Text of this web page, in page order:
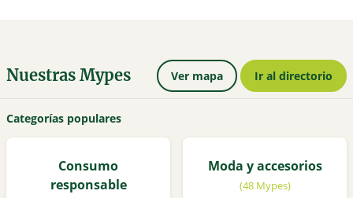
Nuestras Mypes Ver mapa Ir al directorio
Categorías populares
Consumo
responsable
Moda y accesorios
(48 Mypes)